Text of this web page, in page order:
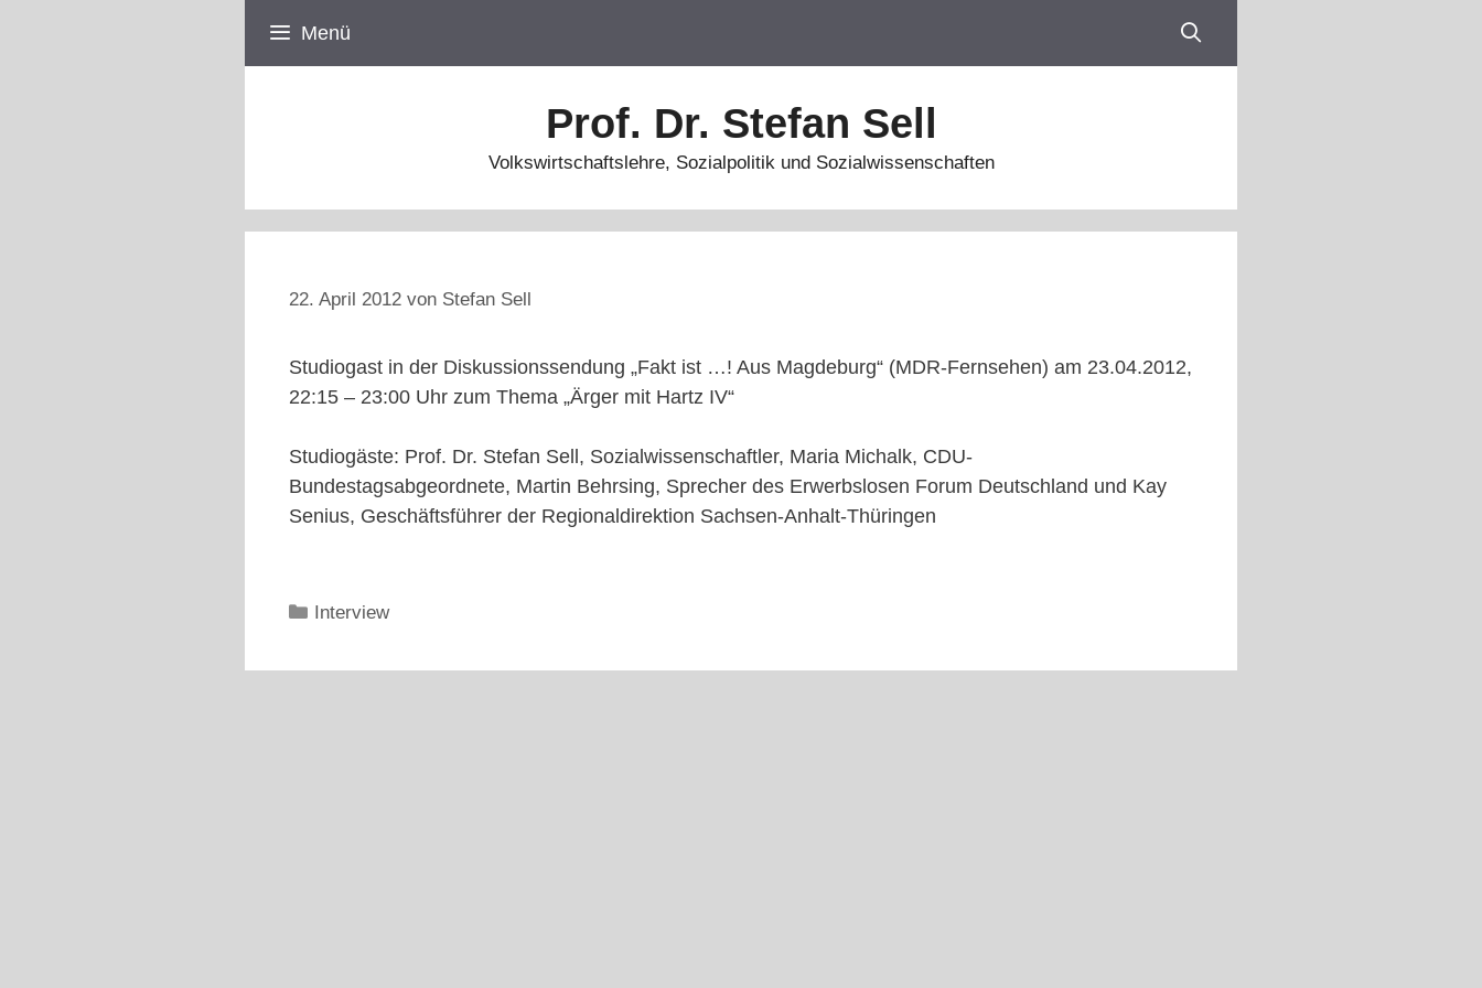
Menü
Prof. Dr. Stefan Sell
Volkswirtschaftslehre, Sozialpolitik und Sozialwissenschaften
22. April 2012 von Stefan Sell
Studiogast in der Diskussionssendung „Fakt ist …! Aus Magdeburg“ (MDR-Fernsehen) am 23.04.2012,
22:15 – 23:00 Uhr zum Thema „Ärger mit Hartz IV“
Studiogäste: Prof. Dr. Stefan Sell, Sozialwissenschaftler, Maria Michalk, CDU-
Bundestagsabgeordnete, Martin Behrsing, Sprecher des Erwerbslosen Forum Deutschland und Kay
Senius, Geschäftsführer der Regionaldirektion Sachsen-Anhalt-Thüringen
Kategorien
Interview